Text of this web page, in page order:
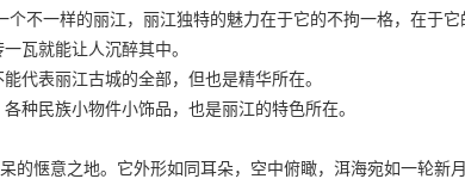
不一样的丽江，丽江独特的魅力在于它的不拘一格，在于它
瓦就能让人沉醉其中。
代表丽江古城的全部，但也是精华所在。
种民族小物件小饰品，也是丽江的特色所在。
惬意之地。它外形如同耳朵，空中俯瞰，洱海宛如一轮新